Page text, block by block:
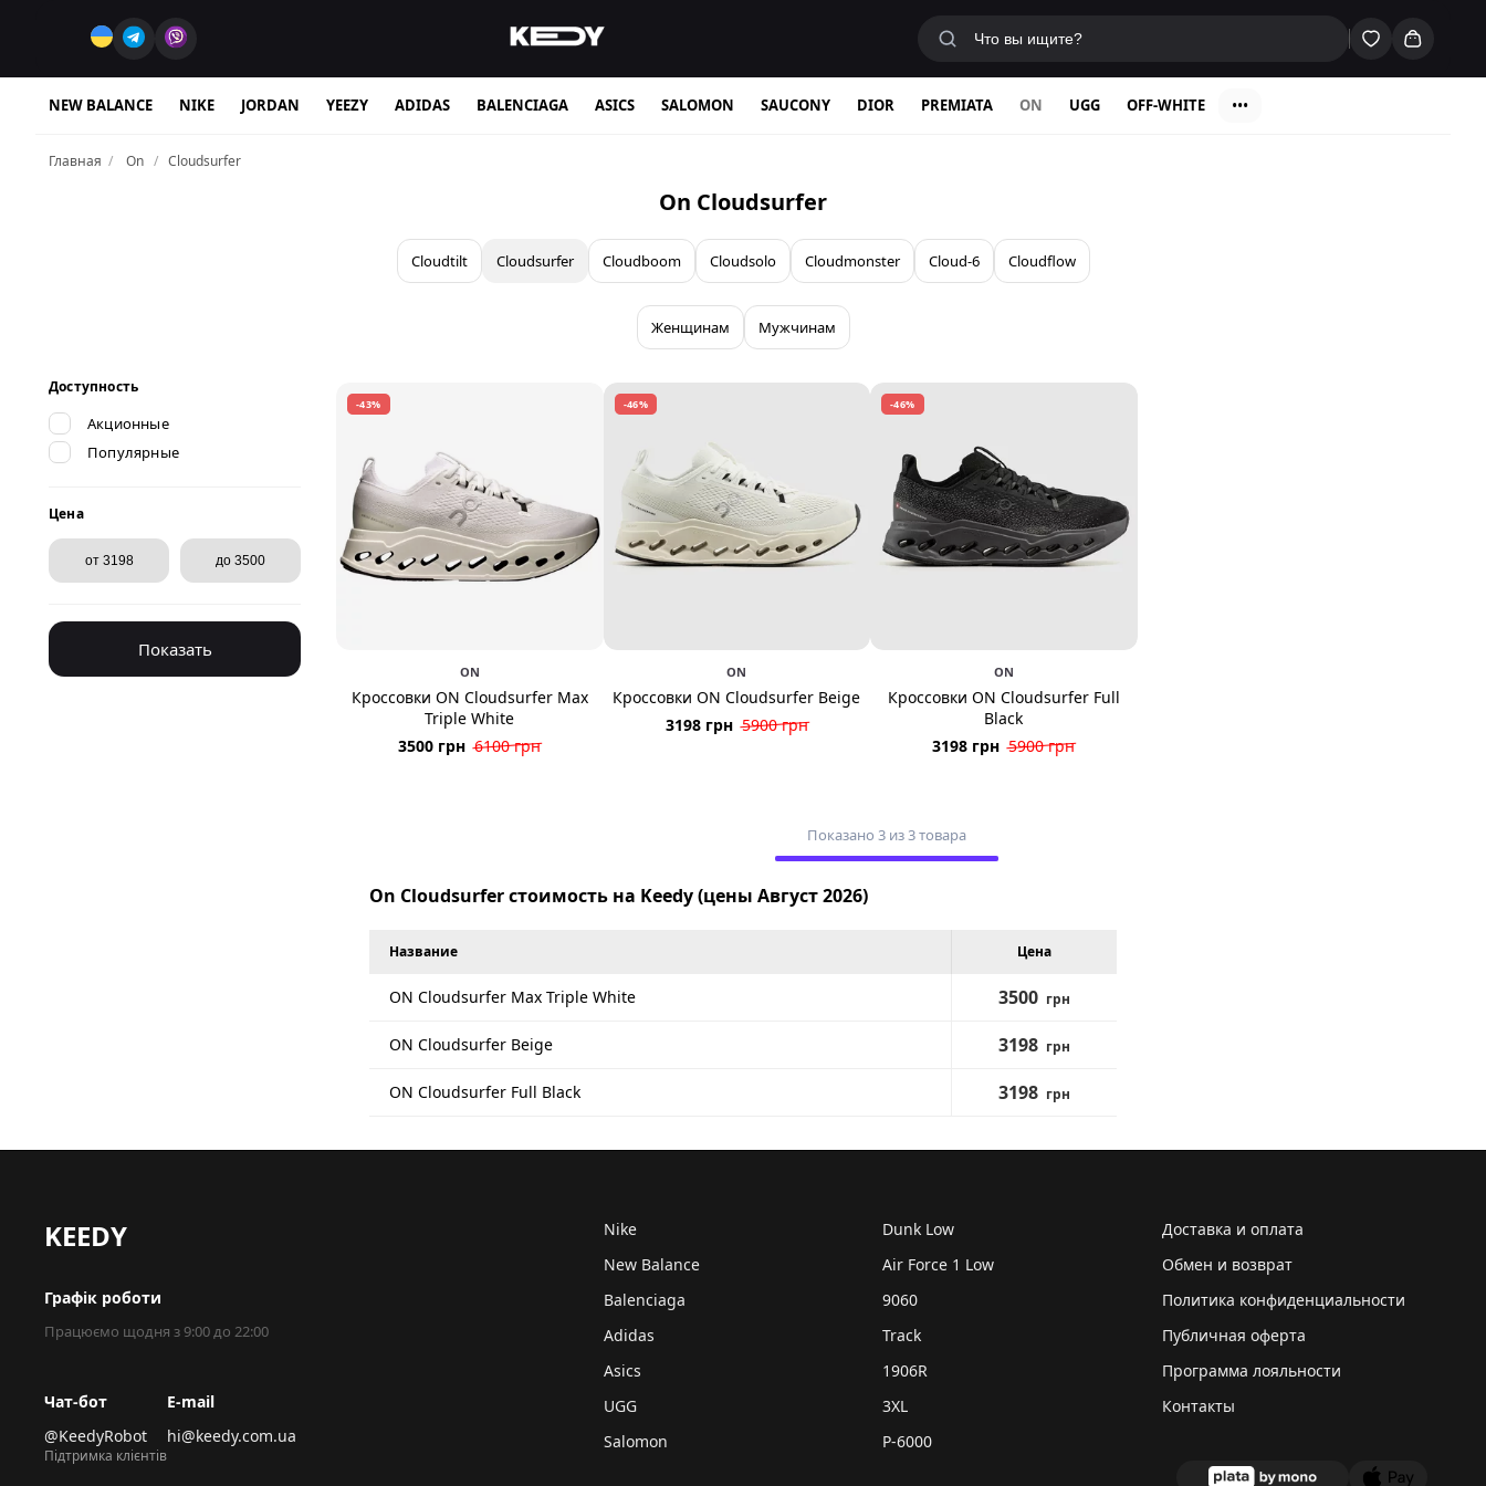
NEW BALANCE NIKE JORDAN YEEZY ADIDAS BALENCIAGA ASICS SALOMON SAUCONY DIOR PREMIATA ON UGG OFF-WHITE •••
Главная On Cloudsurfer
On Cloudsurfer
Cloudtilt Cloudsurfer Cloudboom Cloudsolo Cloudmonster Cloud-6 Cloudflow
Женщинам Мужчинам
Доступность
Акционные
Популярные
Цена
Показать
-43%
ON
Кроссовки ON Cloudsurfer Max
Triple White
3500 грн 6100 грн
-46%
ON
Кроссовки ON Cloudsurfer Beige
3198 грн 5900 грн
-46%
ON
Кроссовки ON Cloudsurfer Full
Black
3198 грн 5900 грн
Показано 3 из 3 товара
On Cloudsurfer стоимость на Keedy (цены Август 2026)
Название Цена
ON Cloudsurfer Max Triple White 3500 грн
ON Cloudsurfer Beige 3198 грн
ON Cloudsurfer Full Black 3198 грн
KEEDY
Графік роботи
Працюємо щодня з 9:00 до 22:00
Чат-бот
@KeedyRobot
Підтримка клієнтів
E-mail
hi@keedy.com.ua
Nike
New Balance
Balenciaga
Adidas
Asics
UGG
Salomon
Dunk Low
Air Force 1 Low
9060
Track
1906R
3XL
P-6000
Доставка и оплата
Обмен и возврат
Политика конфиденциальности
Публичная оферта
Программа лояльности
Контакты